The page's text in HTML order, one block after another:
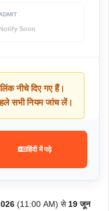
Notify Soon
नीचे दिए गए हैं।
सभी नियम जांच लें।
हिंदी में पढ़े
(11:00 AM) से19 जून